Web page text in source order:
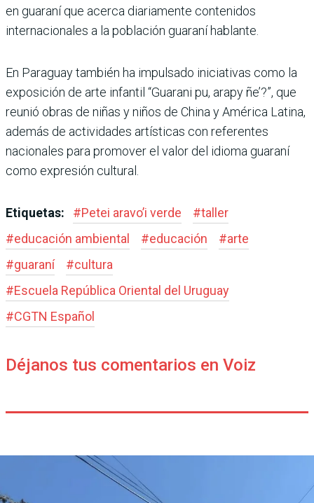
en guaraní que acerca diariamente contenidos
internacionales a la población guaraní hablante.
En Paraguay también ha impulsado iniciativas como la
exposición de arte infantil “Guarani pu, arapy ñe’?”, que
reunió obras de niñas y niños de China y América Latina,
además de actividades artísticas con referentes
nacionales para promover el valor del idioma guaraní
como expresión cultural.
Etiquetas: #Petei aravo’i verde #taller
#educación ambiental #educación #arte
#guaraní #cultura
#Escuela República Oriental del Uruguay
#CGTN Español
Déjanos tus comentarios en Voiz